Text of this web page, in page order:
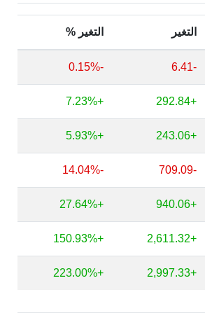
التغير التغير %
-6.41
-0.15%
+292.84
+7.23%
+243.06
+5.93%
-709.09
-14.04%
+940.06
+27.64%
+2,611.32
+150.93%
+2,997.33
+223.00%